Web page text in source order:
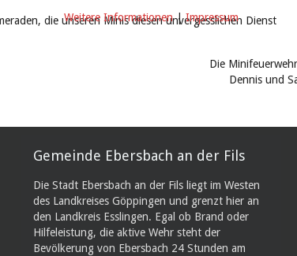
die unseren Minis diesen unvergesslichen Dienst
Die
Dennis und
Gemeinde Ebersbach an der Fils
Die Stadt Ebersbach an der Fils liegt im Westen
des Landkreises Göppingen und grenzt hier an
den Landkreis Esslingen. Egal ob Brand oder
Hilfeleistung, die aktive Wehr steht der
Bevölkerung von Ebersbach 24 Stunden am
Weitere Informationen|Impressum